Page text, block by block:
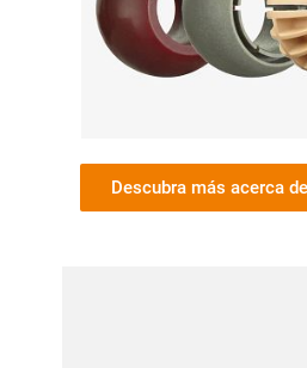
Descubra más acerca